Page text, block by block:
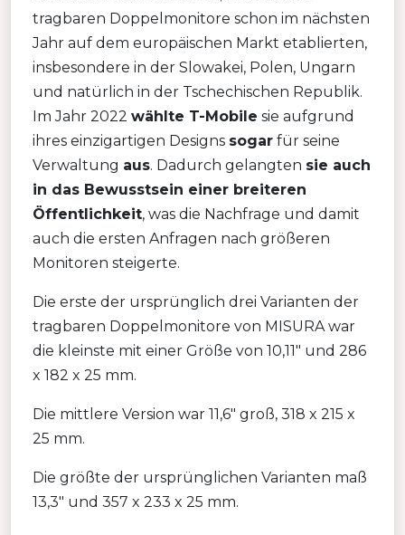
tragbaren Doppelmonitore schon im nächsten
Jahr auf dem europäischen Markt etablierten,
insbesondere in der Slowakei, Polen, Ungarn
und natürlich in der Tschechischen Republik.
Im Jahr 2022 wählte T-Mobile sie aufgrund
ihres einzigartigen Designs sogar für seine
Verwaltung aus. Dadurch gelangten sie auch
in das Bewusstsein einer breiteren
Öffentlichkeit, was die Nachfrage und damit
auch die ersten Anfragen nach größeren
Monitoren steigerte.
Die erste der ursprünglich drei Varianten der
tragbaren Doppelmonitore von MISURA war
die kleinste mit einer Größe von 10,11″ und 286
x 182 x 25 mm.
Die mittlere Version war 11,6″ groß, 318 x 215 x
25 mm.
Die größte der ursprünglichen Varianten maß
13,3″ und 357 x 233 x 25 mm.